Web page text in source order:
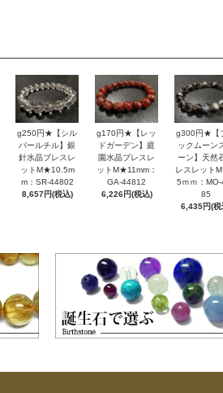
g250円★【シル
バールチル】銀
針水晶ブレスレ
ットM★10.5m
m：SR-44802
8,657円(税込)
g170円★【レッ
ドガーデン】庭
園水晶ブレスレ
ットM★11mm：
GA-44812
6,226円(税込)
g300円★【
ックムーン
ーン】天然
レスレット
5ｍｍ：MO-
85
6,435円(税